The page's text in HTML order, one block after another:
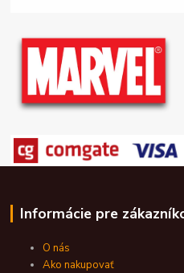
Informácie pre
O nás
Ako nakupovať